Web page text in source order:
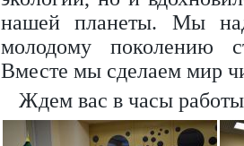
нашей планеты. Мы
молодому поколению
Вместе мы сделаем мир
Ждем вас в часы